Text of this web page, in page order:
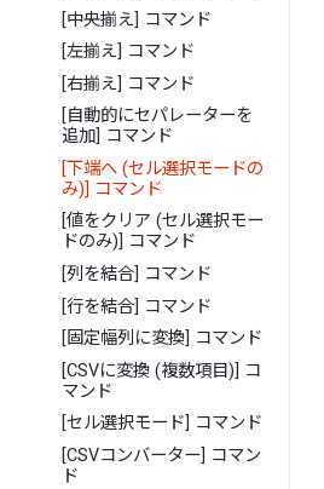
[中央揃え] コマンド
[左揃え] コマンド
[右揃え] コマンド
[自動的にセパレーターを
追加] コマンド
[下端へ (セル選択モードの
み)] コマンド
[値をクリア (セル選択モー
ドのみ)] コマンド
[列を結合] コマンド
[行を結合] コマンド
[固定幅列に変換] コマンド
[CSVに変換 (複数項目)] コ
マンド
[セル選択モード] コマンド
[CSVコンバーター] コマン
ド